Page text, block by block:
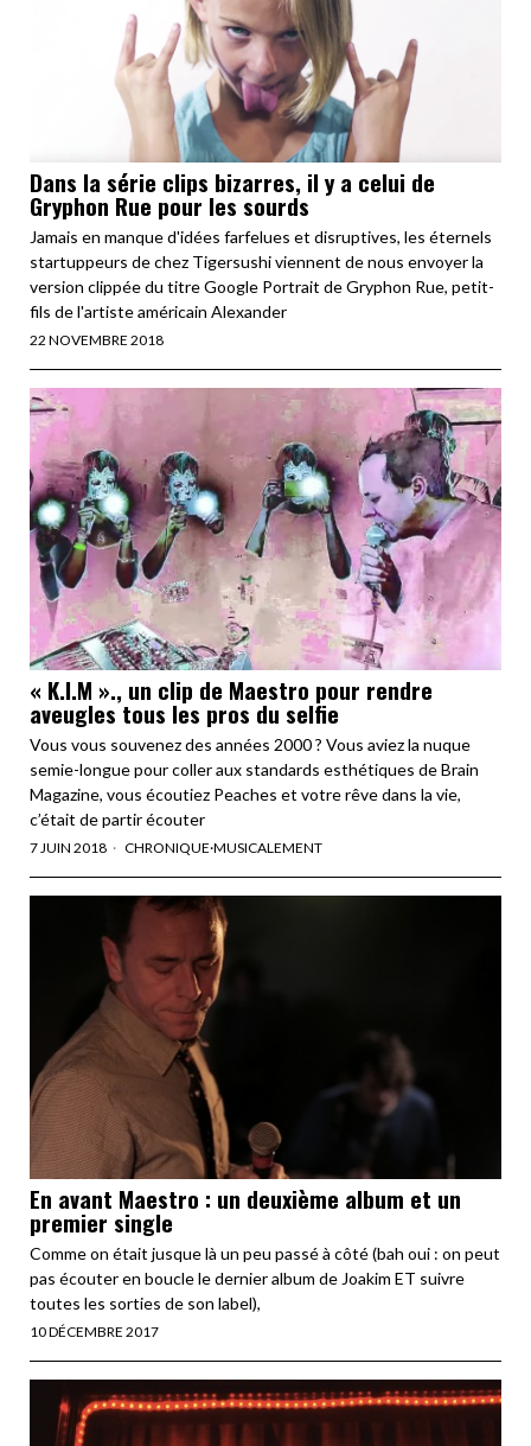
Dans la série clips bizarres, il y a celui de
Gryphon Rue pour les sourds
Jamais en manque d'idées farfelues et disruptives, les éternels
startuppeurs de chez Tigersushi viennent de nous envoyer la
version clippée du titre Google Portrait de Gryphon Rue, petit-
fils de l'artiste américain Alexander
22 NOVEMBRE 2018
« K.I.M »., un clip de Maestro pour rendre
aveugles tous les pros du selfie
Vous vous souvenez des années 2000 ? Vous aviez la nuque
semie-longue pour coller aux standards esthétiques de Brain
Magazine, vous écoutiez Peaches et votre rêve dans la vie,
c’était de partir écouter
7 JUIN 2018 CHRONIQUE·MUSICALEMENT
En avant Maestro : un deuxième album et un
premier single
Comme on était jusque là un peu passé à côté (bah oui : on peut
pas écouter en boucle le dernier album de Joakim ET suivre
toutes les sorties de son label),
10 DÉCEMBRE 2017